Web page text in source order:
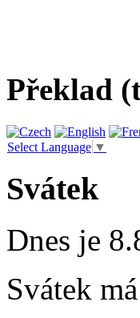
Překlad
Select Language ▼
Svátek
Dnes je
Svátek má